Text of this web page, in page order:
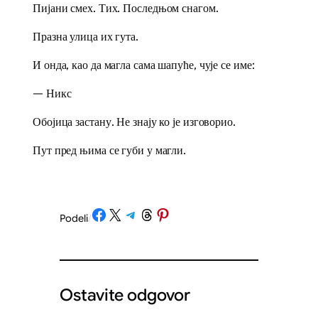
Пијани смех. Тих. Последњом снагом.
Празна улица их гута.
И онда, као да магла сама шапуће, чује се име:
— Никс
Обојица застану. Не знају ко је изговорио.
Пут пред њима се губи у магли.
Podeli/Share on Facebook
Share on X Share on Telegram
Share on Threads
Share on Pinterest
Ostavite odgovor